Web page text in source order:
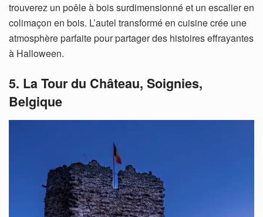
trouverez un poêle à bois surdimensionné et un escalier en
colimaçon en bois. L’autel transformé en cuisine crée une
atmosphère parfaite pour partager des histoires effrayantes
à Halloween.
5. La Tour du Château, Soignies,
Belgique